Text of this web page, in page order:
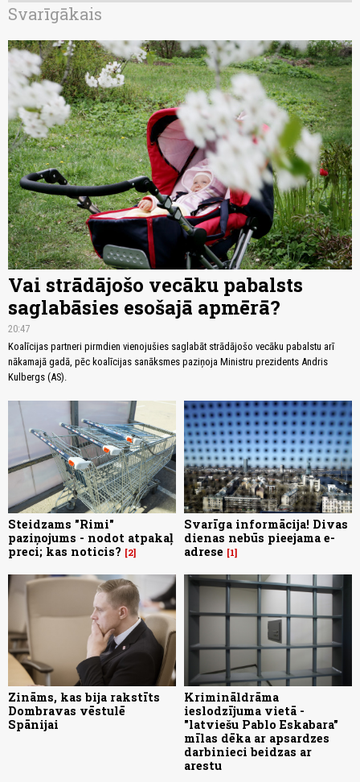
Svarīgākais
Vai strādājošo vecāku pabalsts
saglabāsies esošajā apmērā?
20:47
Koalīcijas partneri pirmdien vienojušies saglabāt strādājošo vecāku pabalstu arī
nākamajā gadā, pēc koalīcijas sanāksmes paziņoja Ministru prezidents Andris
Kulbergs (AS).
Steidzams "Rimi"
paziņojums - nodot atpakaļ
preci; kas noticis?
2
Svarīga informācija! Divas
dienas nebūs pieejama e-
adrese
1
Zināms, kas bija rakstīts
Dombravas vēstulē
Spānijai
Krimināldrāma
ieslodzījuma vietā -
"latviešu Pablo Eskabara"
mīlas dēka ar apsardzes
darbinieci beidzas ar
arestu